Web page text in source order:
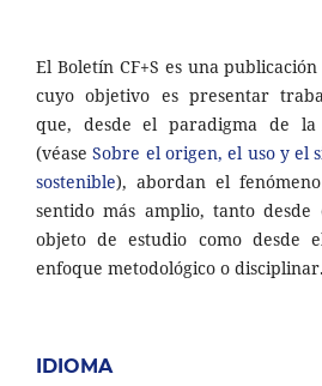
El Boletín CF+S es una
cuyo objetivo es presentar
que, desde el paradigma de la
(véaseSobre el origen, el uso y el
sostenible), abordan el
sentido más amplio, tanto
objeto de estudio como desde
enfoque metodológico o disciplinar.
IDIOMA